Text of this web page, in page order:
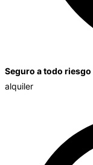
Seguro a todo riesgo
alquiler